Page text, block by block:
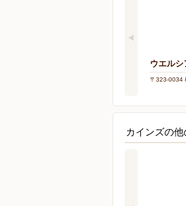
ウエル
〒323-0034
カインズの